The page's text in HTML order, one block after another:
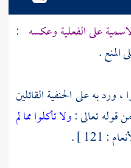
على الفعلية وعكسه :
المنع .
ورد به على الحنفية القائلين
قوله تعالى :ولا تأكلوا مما لم
: 121 ] .